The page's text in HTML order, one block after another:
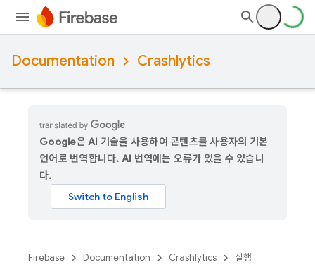
Documentation Crashlytics
Google은 AI 기술을 사용하여 콘텐츠를 사용자의 기본
언어로 번역합니다. AI 번역에는 오류가 있을 수 있습니
다.
Firebase Documentation Crashlytics 실행